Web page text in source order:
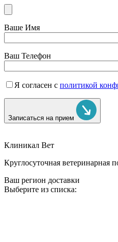
Ваше Имя
Ваш Телефон
Я согласен с политикой
Записаться на прием
Клиникал Вет
Круглосуточная ветеринарная
Ваш регион доставки
Выберите из списка: